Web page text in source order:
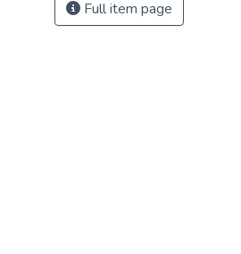
Full item page